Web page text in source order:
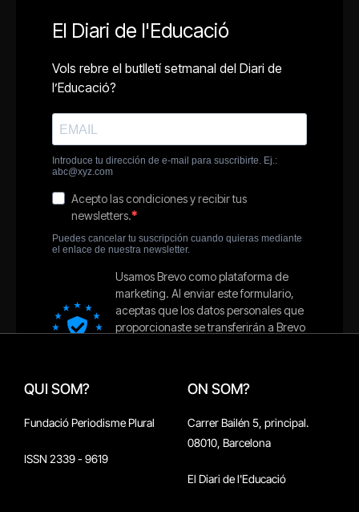
QUI SOM?
Fundació Periodisme Plural
ISSN 2339 - 9619
ON SOM?
Carrer Bailén 5, principal.
08010, Barcelona
El Diari de l'Educació